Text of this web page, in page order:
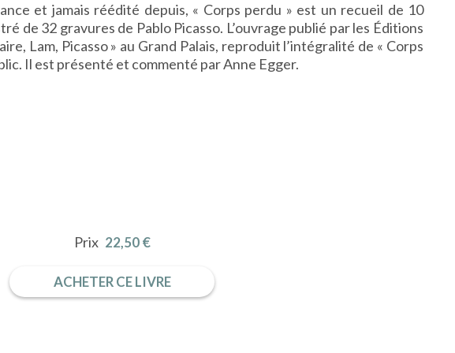
et jamais réédité depuis, « Corps perdu » est un recueil de 10
de 32 gravures de Pablo Picasso. L’ouvrage publié par les Éditions
Lam, Picasso » au Grand Palais, reproduit l’intégralité de « Corps
Il est présenté et commenté par Anne Egger.
Prix 22,50 €
ACHETER CE LIVRE